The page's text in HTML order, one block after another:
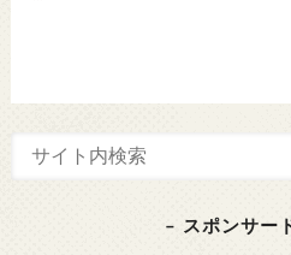
– スポンサー